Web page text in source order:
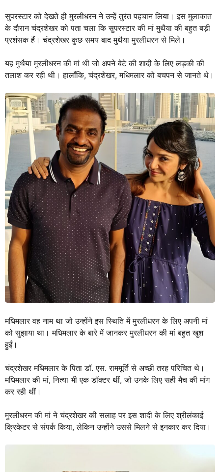
सुपरस्टार को देखते ही मुरलीधरन ने उन्हें तुरंत पहचान लिया। इस मुलाकात
के दौरान चंद्रशेखर को पता चला कि सुपरस्टार की मां मुथैया की बहुत बड़ी
प्रशंसक हैं। चंद्रशेखर कुछ समय बाद मुथैया मुरलीधरन से मिले।
यह मुथैया मुरलीधरन की मां थी जो अपने बेटे की शादी के लिए लड़की की
तलाश कर रही थी। हालाँकि, चंद्रशेखर, मधिमलार को बचपन से जानते थे।
मधिमलार वह नाम था जो उन्होंने इस स्थिति में मुरलीधरन के लिए अपनी मां
को सुझाया था। मधिमलार के बारे में जानकर मुरलीधरन की मां बहुत खुश
हुईं।
चंद्रशेखर मधिमलार के पिता डॉ. एस. राममूर्ति से अच्छी तरह परिचित थे।
मधिमलार की मां, नित्या भी एक डॉक्टर थीं, जो उनके लिए सही मैच की मांग
कर रही थीं।
मुरलीधरन की मां ने चंद्रशेखर की सलाह पर इस शादी के लिए श्रीलंकाई
क्रिकेटर से संपर्क किया, लेकिन उन्होंने उससे मिलने से इनकार कर दिया।